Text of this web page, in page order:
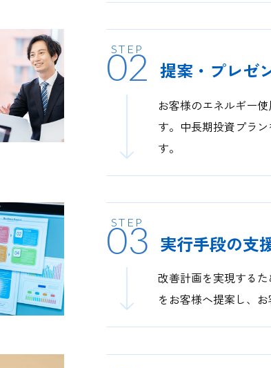
02 提案・プレゼ
お客様のエネルギー
す。中長期投資プラ
す。
03 実行手段の支
改善計画を実現する
をお客様へ提案し、